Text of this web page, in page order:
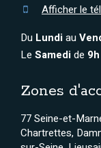
Afficher le
Du Lundiau
Le Samedide 9h
Zones
77 Seine-et-
Chartrettes,